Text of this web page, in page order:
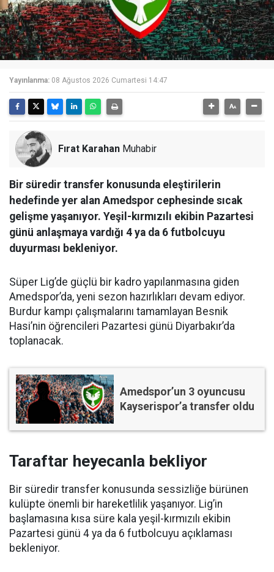
Yayınlanma: 08 Ağustos 2026 Cumartesi 14:47
Fırat Karahan Muhabir
Bir süredir transfer konusunda eleştirilerin
hedefinde yer alan Amedspor cephesinde sıcak
gelişme yaşanıyor. Yeşil-kırmızılı ekibin Pazartesi
günü anlaşmaya vardığı 4 ya da 6 futbolcuyu
duyurması bekleniyor.
Süper Lig’de güçlü bir kadro yapılanmasına giden
Amedspor’da, yeni sezon hazırlıkları devam ediyor.
Burdur kampı çalışmalarını tamamlayan Besnik
Hasi’nin öğrencileri Pazartesi günü Diyarbakır’da
toplanacak.
Amedspor’un 3 oyuncusu
Kayserispor’a transfer oldu
Taraftar heyecanla bekliyor
Bir süredir transfer konusunda sessizliğe bürünen
kulüpte önemli bir hareketlilik yaşanıyor. Lig’in
başlamasına kısa süre kala yeşil-kırmızılı ekibin
Pazartesi günü 4 ya da 6 futbolcuyu açıklaması
bekleniyor.